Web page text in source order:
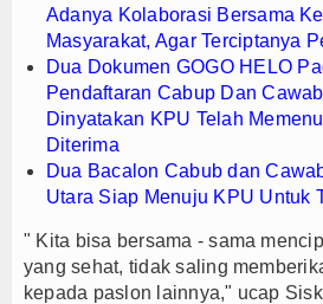
Adanya Kolaborasi Bersama
Masyarakat, Agar Terciptanya
Dua Dokumen GOGO HELO
Pendaftaran Cabup Dan
Dinyatakan KPU Telah
Diterima
Dua Bacalon Cabub dan
Utara Siap Menuju KPU Untuk
" Kita bisa bersama - sama
yang sehat, tidak saling
kepada paslon lainnya," ucap